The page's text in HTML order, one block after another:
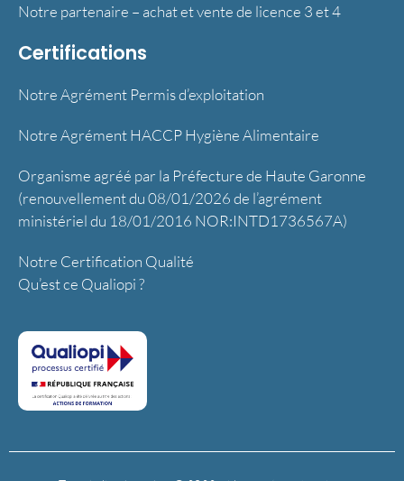
Notre partenaire – achat et vente de licence 3 et 4
Certifications
Notre Agrément Permis d’exploitation
Notre Agrément HACCP Hygiène Alimentaire
Organisme agréé par la Préfecture de Haute Garonne
(renouvellement du 08/01/2026 de l’agrément
ministériel du 18/01/2016 NOR:INTD1736567A)
Notre Certification Qualité
Qu’est ce Qualiopi ?